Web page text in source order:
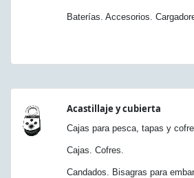
Baterías. Accesorios.
Acastillaje y cubierta
Cajas para pesca, tapas y
Cajas. Cofres.
Candados. Bisagras para